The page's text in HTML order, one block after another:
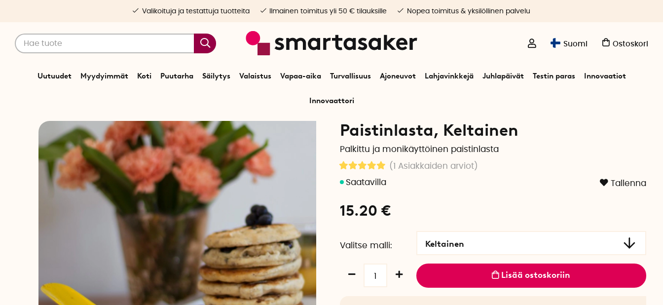
Suomi Ostoskori
Uutuudet Myydyimmät Koti Puutarha Säilytys Valaistus Vapaa-aika Turvallisuus Ajoneuvot Lahjavinkkejä Juhlapäivät Testin paras Innovaatiot
Innovaattori
Valikoituja ja testattuja tuotteita Ilmainen toimitus yli 50 € tilauksille Nopea toimitus & yksilöllinen palvelu
Keittiötarvikkeet Keittiövarusteet
Paistinlasta, Keltainen
Palkittu ja monikäyttöinen paistinlasta
(1 Asiakkaiden arviot)
Tallenna
15.20 €
Valitse malli Keltainen
Lisää ostoskoriin